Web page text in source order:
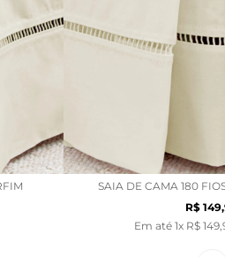
SAIA DE CAMA 180
R$ 149,
Em até 1x R$ 149